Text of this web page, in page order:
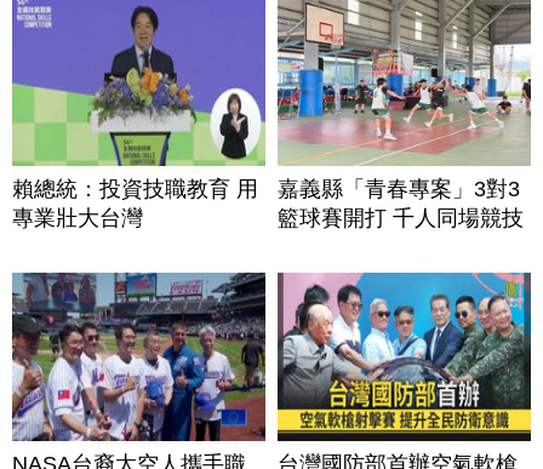
賴總統：投資技職教育 用
專業壯大台灣
嘉義縣「青春專案」3對3
籃球賽開打 千人同場競技
NASA台裔太空人攜手職 台灣國防部首辦空氣軟槍